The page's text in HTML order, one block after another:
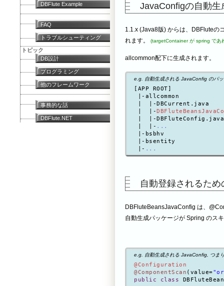
JavaConfigの自動生
1.1.x (Java8版) からは、DBFluteの
れます。
(targetContainer が spring であ
allcommon配下に生成されます。
e.g. 自動生成される JavaConfig のパ
[APP ROOT]
|-allcommon
|  |-DBCurrent.java
|  |-
|  |-DBFluteConfig.java
|  |- ...
|-bsbhv
|-bsentity
|- ...
自動登録されるた
DBFluteBeansJavaConfig は、
自動生成パッケージが Spring のス
e.g. 自動生成される JavaConfig, つま
@Configuration
@ComponentScan (value=
public class
DBFlute Example
FAQ
トラブルシューティング
トピック
DB設計
プログラミング
他のフレームワーク
事務的な話
DBFlute.NET